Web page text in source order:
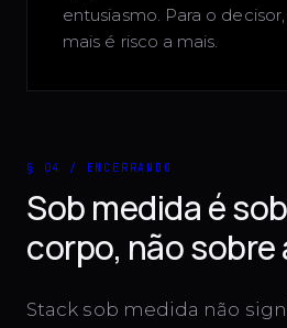
entusiasmo. Para o
mais é risco a mais.
§ 04 / ENCERRANDO
Sob medida é
corpo, não sobre
Stack sob medida não